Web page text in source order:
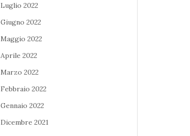
Luglio 2022
Giugno 2022
Maggio 2022
Aprile 2022
Marzo 2022
Febbraio 2022
Gennaio 2022
Dicembre 2021